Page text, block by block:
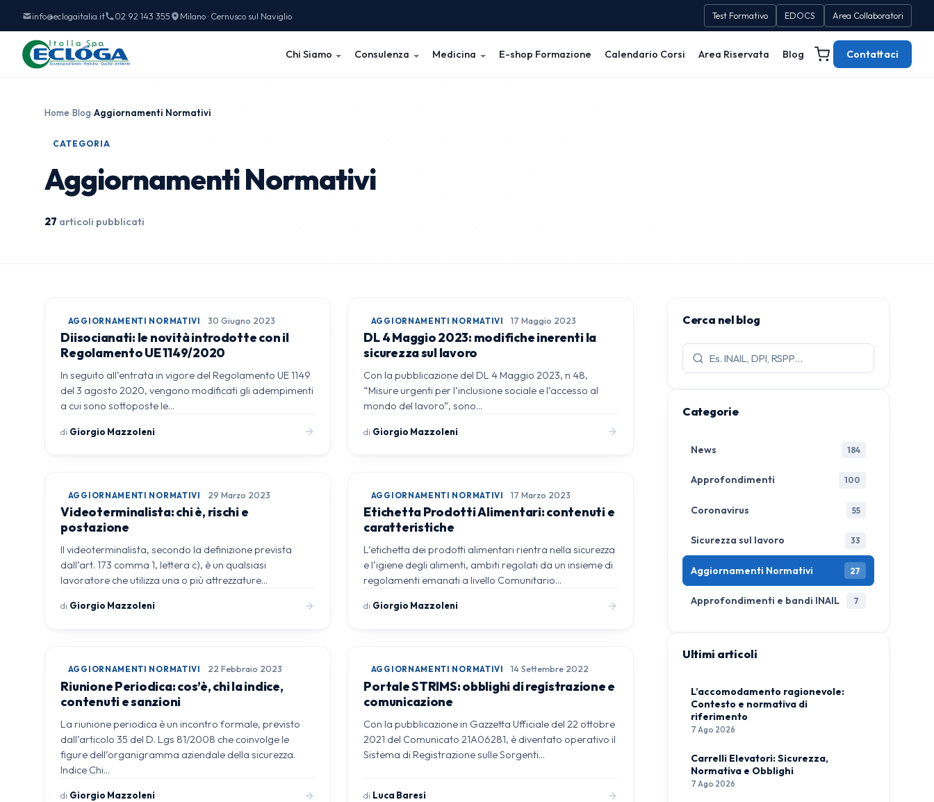
info@eclogaitalia.it 02 92 143 355 Milano · Cernusco sul Naviglio Test Formativo EDOCS Area Collaboratori
Chi Siamo Consulenza Medicina E-shop Formazione Calendario Corsi Area Riservata Blog Contattaci
Home›Blog›Aggiornamenti Normativi
CATEGORIA
Aggiornamenti Normativi
27 articoli pubblicati
AGGIORNAMENTI NORMATIVI 30 Giugno 2023
Diisocianati: le novità introdotte con il
Regolamento UE 1149/2020
In seguito all’entrata in vigore del Regolamento UE 1149
del 3 agosto 2020, vengono modificati gli adempimenti
a cui sono sottoposte le…
di Giorgio Mazzoleni
AGGIORNAMENTI NORMATIVI 17 Maggio 2023
DL 4 Maggio 2023: modifiche inerenti la
sicurezza sul lavoro
Con la pubblicazione del DL 4 Maggio 2023, n 48,
“Misure urgenti per l’inclusione sociale e l’accesso al
mondo del lavoro”, sono…
di Giorgio Mazzoleni
AGGIORNAMENTI NORMATIVI 29 Marzo 2023
Videoterminalista: chi è, rischi e
postazione
Il videoterminalista, secondo la definizione prevista
dall’art. 173 comma 1, lettera c), è un qualsiasi
lavoratore che utilizza una o più attrezzature…
di Giorgio Mazzoleni
AGGIORNAMENTI NORMATIVI 17 Marzo 2023
Etichetta Prodotti Alimentari: contenuti e
caratteristiche
L’etichetta dei prodotti alimentari rientra nella sicurezza
e l’igiene degli alimenti, ambiti regolati da un insieme di
regolamenti emanati a livello Comunitario…
di Giorgio Mazzoleni
AGGIORNAMENTI NORMATIVI 22 Febbraio 2023
Riunione Periodica: cos’è, chi la indice,
contenuti e sanzioni
La riunione periodica è un incontro formale, previsto
dall’articolo 35 del D. Lgs 81/2008 che coinvolge le
figure dell’organigramma aziendale della sicurezza.
Indice Chi…
di Giorgio Mazzoleni
AGGIORNAMENTI NORMATIVI 14 Settembre 2022
Portale STRIMS: obblighi di registrazione e
comunicazione
Con la pubblicazione in Gazzetta Ufficiale del 22 ottobre
2021 del Comunicato 21A06281, è diventato operativo il
Sistema di Registrazione sulle Sorgenti…
di Luca Baresi
Cerca nel blog
Cerca
articoli:
Categorie
News 184
Approfondimenti 100
Coronavirus 55
Sicurezza sul lavoro 33
Aggiornamenti Normativi 27
Approfondimenti e bandi INAIL 7
Ultimi articoli
L’accomodamento ragionevole:
Contesto e normativa di
riferimento
7 Ago 2026
Carrelli Elevatori: Sicurezza,
Normativa e Obblighi
7 Ago 2026